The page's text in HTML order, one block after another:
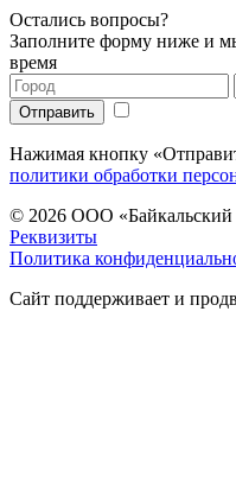
Остались вопросы?
Заполните форму ниже и
время
Нажимая кнопку
политики обработки
© 2026 ООО «Байкальский
Реквизиты
Политика
Сайт поддерживает и